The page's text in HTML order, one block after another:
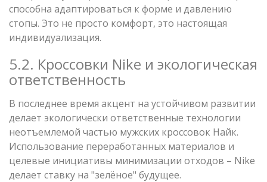
способна адаптироваться к форме и давлению
стопы. Это не просто комфорт, это настоящая
индивидуализация.
5.2. Кроссовки Nike и экологическая
ответственность
В последнее время акцент на устойчивом развитии
делает экологически ответственные технологии
неотъемлемой частью мужских кроссовок Найк.
Использование переработанных материалов и
целевые инициативы минимизации отходов – Nike
делает ставку на "зелёное" будущее.